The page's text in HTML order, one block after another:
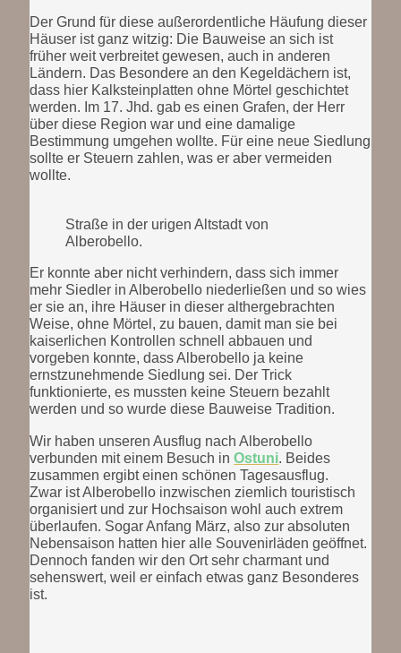
Der Grund für diese außerordentliche Häufung dieser
Häuser ist ganz witzig: Die Bauweise an sich ist
früher weit verbreitet gewesen, auch in anderen
Ländern. Das Besondere an den Kegeldächern ist,
dass hier Kalksteinplatten ohne Mörtel geschichtet
werden. Im 17. Jhd. gab es einen Grafen, der Herr
über diese Region war und eine damalige
Bestimmung umgehen wollte. Für eine neue Siedlung
sollte er Steuern zahlen, was er aber vermeiden
wollte.
Straße in der urigen Altstadt von
Alberobello.
Er konnte aber nicht verhindern, dass sich immer
mehr Siedler in Alberobello niederließen und so wies
er sie an, ihre Häuser in dieser althergebrachten
Weise, ohne Mörtel, zu bauen, damit man sie bei
kaiserlichen Kontrollen schnell abbauen und
vorgeben konnte, dass Alberobello ja keine
ernstzunehmende Siedlung sei. Der Trick
funktionierte, es mussten keine Steuern bezahlt
werden und so wurde diese Bauweise Tradition.
Wir haben unseren Ausflug nach Alberobello
verbunden mit einem Besuch inOstuni. Beides
zusammen ergibt einen schönen Tagesausflug.
Zwar ist Alberobello inzwischen ziemlich touristisch
organisiert und zur Hochsaison wohl auch extrem
überlaufen. Sogar Anfang März, also zur absoluten
Nebensaison hatten hier alle Souvenirläden geöffnet.
Dennoch fanden wir den Ort sehr charmant und
sehenswert, weil er einfach etwas ganz Besonderes
ist.